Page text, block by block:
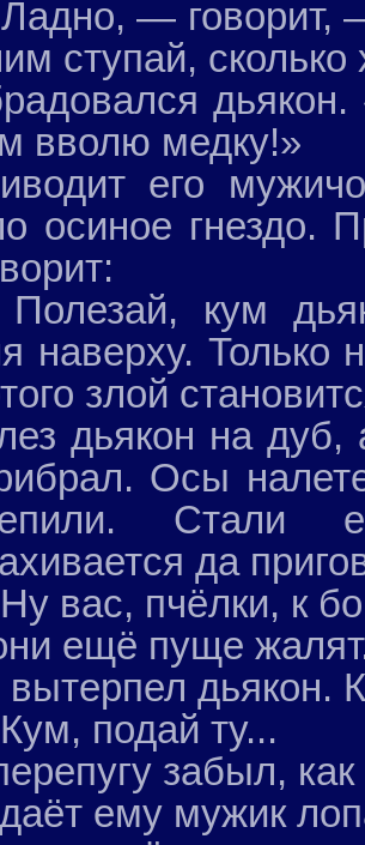
— говорит,
ступай,
вволю медку!»
его
осиное гнездо.
кум
наверху. Только
злой
дьякон на дуб,
Осы
Стали
да
вас, пчёлки, к
ещё пуще
дьякон.
подай ту...
забыл,
ему мужик